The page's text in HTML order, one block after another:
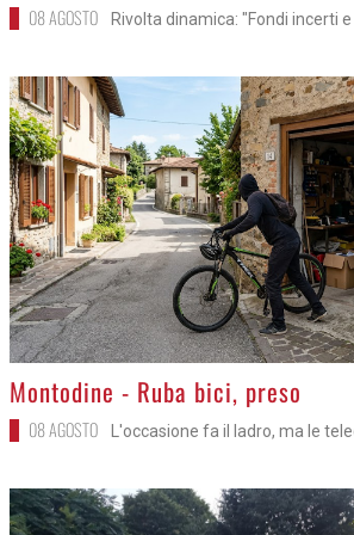
08 AGOSTO Rivolta dinamica: "Fondi incerti
>Montodine - Ruba bici, preso
08 AGOSTO L'occasione fa il ladro, ma le